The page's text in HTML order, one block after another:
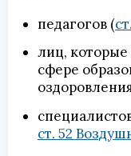
педагогов (
лиц, которые
сфере
ст. 52